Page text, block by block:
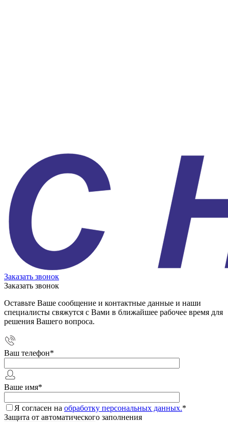
Заказать звонок
Заказать звонок
Оставьте Ваше сообщение и контактные данные и наши
специалисты свяжутся с Вами в ближайшее рабочее время для
решения Вашего вопроса.
Ваш телефон*
Ваше имя*
Я согласен на обработку персональных данных.*
Защита от автоматического заполнения